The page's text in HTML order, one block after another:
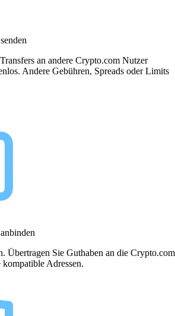
an andere Crypto.com Nutzer
Andere Gebühren, Spreads oder Limits
Übertragen Sie Guthaben an die Crypto.com
Adressen.